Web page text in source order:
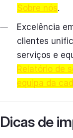
Sobre nós.
Excelência
clientes
serviços e
Relatório de
equipa da
Dicas de